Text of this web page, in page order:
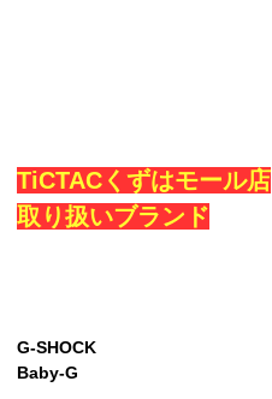
TiCTACくずはモール店
取り扱いブランド
G-SHOCK
Baby-G